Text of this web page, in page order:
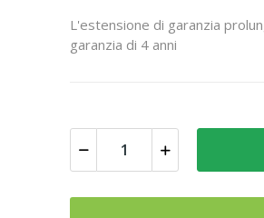
L'estensione di garanzia
garanzia di 4 anni